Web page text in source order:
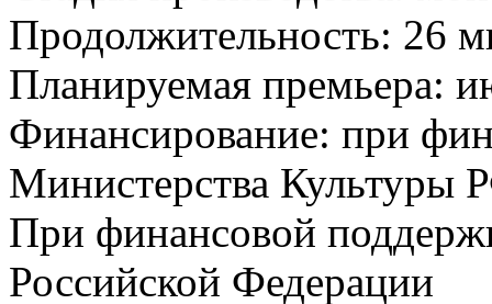
Продолжительность: 26
Планируемая премьера:
Финансирование: при
Министерства Культуры
При финансовой
Российской Федерации